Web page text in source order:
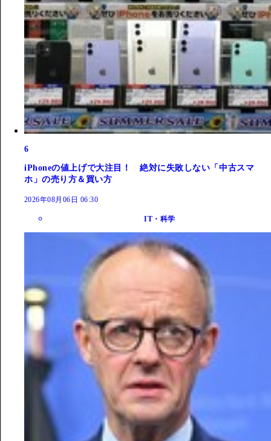
6
iPhoneの値上げで大注目！ 絶対に失敗しない「中古スマ
ホ」の売り方＆買い方
2026年08月06日 06:30
IT・科学